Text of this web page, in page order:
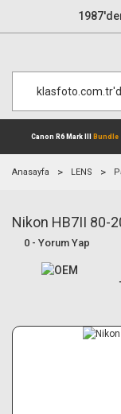
Canon R6
Anasayfa LENS
Nikon HB7II 80-
0 - Yorum Yap